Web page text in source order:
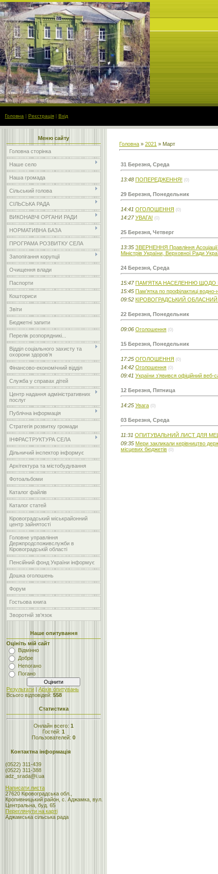
Головна | Реєстрація | Вхід
Меню сайту
Головна сторінка
Наше село
Наша громада
Сільський голова
СІЛЬСЬКА РАДА
ВИКОНАВЧІ ОРГАНИ РАДИ
НОРМАТИВНА БАЗА
ПРОГРАМА РОЗВИТКУ СЕЛА
Запопігання корупції
Очищення влади
Паспорти
Кошториси
Звіти
Бюджетні запити
Перелік розпорядникі...
Відділ соціального захисту та
охорони здоров’я
Фінансово-економічний відділ
Служба у справах дітей
Центр надання адміністративних
послуг
Публічна інформація
Стратегія розвитку громади
ІНФРАСТРУКТУРА СЕЛА
Дільничий інспектор інформує
Архітектура та містобудування
Фотоальбоми
Каталог файлів
Каталог статей
Кіровоградський міськрайонний
центр зайнятості
Головне управління
Держпродспоживслужби в
Кіровоградській області
Пенсійний фонд України інформує
Дошка оголошень
Форум
Гостьова книга
Зворотній зв'язок
Наше опитування
Оцініть мій сайт
Відмінно
Добре
Непогано
Погано
Результати | Архів опитувань
Всього відповідей: 558
Статистика
Онлайн всего: 1
Гостей: 1
Пользователей: 0
Контактна інформація
(0522) 311-439
(0522) 311-388
adz_srada@i.ua
Написати листа
27620 Кіровоградська обл.,
Кропивницький район, с. Аджамка, вул.
Центральна, буд. 65
Переглянути на карті
Аджамська сільська рада
Головна » 2021 » Март
31 Березня, Среда
13:48 ПОПЕРЕДЖЕННЯ! (0)
29 Березня, Понедельник
14:41 ОГОЛОШЕННЯ (0)
14:27 УВАГА! (0)
25 Березня, Четверг
13:35 ЗВЕРНЕННЯ Правління Асоціації
Міністрів України, Верховної Ради
24 Березня, Среда
15:47 ПАМ’ЯТКА НАСЕЛЕННЮ ЩОДО
15:45 Пам’ятка по профілактиці водно-
09:52 КІРОВОГРАДСЬКИЙ
22 Березня, Понедельник
09:06 Оголошення (0)
15 Березня, Понедельник
17:25 ОГОЛОШЕННЯ (0)
14:42 Оголошення (0)
09:41 України з’явився офіційний
12 Березня, Пятница
14:25 Увага (0)
03 Березня, Среда
11:31 ОПИТУВАЛЬНИЙ ЛИСТ ДЛЯ
09:35 Мери закликали керівництво
місцевих бюджетів (0)